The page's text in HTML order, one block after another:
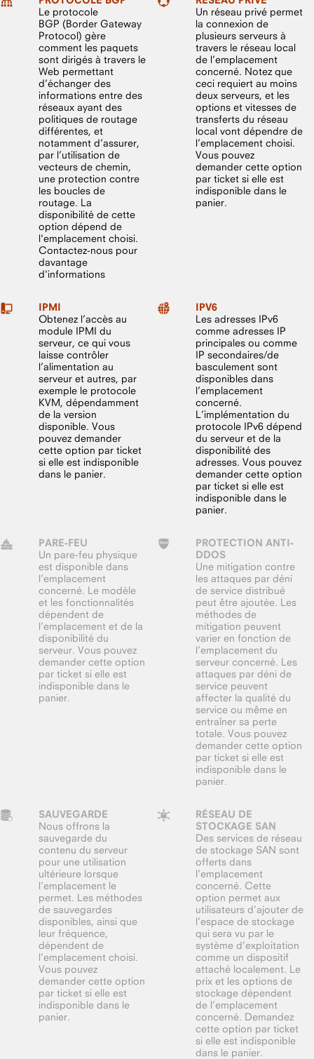
Le protocole
BGP (Border Gateway
Protocol) gère
comment les paquets
sont dirigés à travers le
Web permettant
d’échanger des
informations entre des
réseaux ayant des
politiques de routage
différentes, et
notamment d’assurer,
par l’utilisation de
vecteurs de chemin,
une protection contre
les boucles de
routage. La
disponibilité de cette
option dépend de
l'emplacement choisi.
Contactez-nous pour
davantage
d'informations
Un réseau privé permet
la connexion de
plusieurs serveurs à
travers le réseau local
de l’emplacement
concerné. Notez que
ceci requiert au moins
deux serveurs, et les
options et vitesses de
transferts du réseau
local vont dépendre de
l’emplacement choisi.
Vous pouvez
demander cette option
par ticket si elle est
indisponible dans le
panier.
IPMI
Obtenez l’accès au
module IPMI du
serveur, ce qui vous
laisse contrôler
l’alimentation au
serveur et autres, par
exemple le protocole
KVM, dépendamment
de la version
disponible. Vous
pouvez demander
cette option par ticket
si elle est indisponible
dans le panier.
IPV6
Les adresses IPv6
comme adresses IP
principales ou comme
IP secondaires/de
basculement sont
disponibles dans
l’emplacement
concerné.
L’implémentation du
protocole IPv6 dépend
du serveur et de la
disponibilité des
adresses. Vous pouvez
demander cette option
par ticket si elle est
indisponible dans le
panier.
PARE-FEU
Un pare-feu physique
est disponible dans
l’emplacement
concerné. Le modèle
et les fonctionnalités
dépendent de
l’emplacement et de la
disponibilité du
serveur. Vous pouvez
demander cette option
par ticket si elle est
indisponible dans le
panier.
PROTECTION ANTI-
DDOS
Une mitigation contre
les attaques par déni
de service distribué
peut être ajoutée. Les
méthodes de
mitigation peuvent
varier en fonction de
l’emplacement du
serveur concerné. Les
attaques par déni de
service peuvent
affecter la qualité du
service ou même en
entraîner sa perte
totale. Vous pouvez
demander cette option
par ticket si elle est
indisponible dans le
panier.
SAUVEGARDE
Nous offrons la
sauvegarde du
contenu du serveur
pour une utilisation
ultérieure lorsque
l’emplacement le
permet. Les méthodes
de sauvegardes
disponibles, ainsi que
leur fréquence,
dépendent de
l’emplacement choisi.
Vous pouvez
demander cette option
par ticket si elle est
indisponible dans le
panier.
RÉSEAU DE
STOCKAGE SAN
Des services de réseau
de stockage SAN sont
offerts dans
l’emplacement
concerné. Cette
option permet aux
utilisateurs d’ajouter de
l’espace de stockage
qui sera vu par le
système d’exploitation
comme un dispositif
attaché localement. Le
prix et les options de
stockage dépendent
de l’emplacement
concerné. Demandez
cette option par ticket
si elle est indisponible
dans le panier.